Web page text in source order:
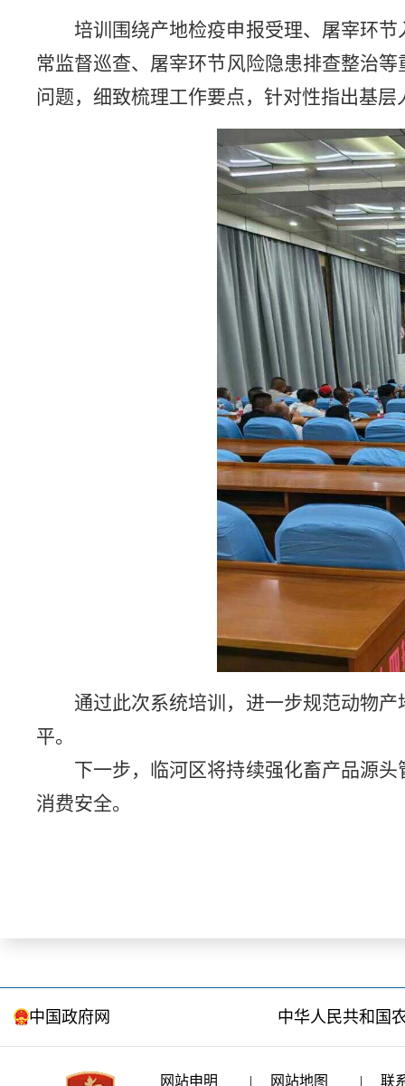
培训围绕产地检疫申报受理、屠宰环
常监督巡查、屠宰环节风险隐患排查整治
问题，细致梳理工作要点，针对性指出基
通过此次系统培训，进一步规范动物
平。
下一步，临河区将持续强化畜产品源
消费安全。
中国政府网 中华人民共和国
网站申明 | 网站地图 | 联